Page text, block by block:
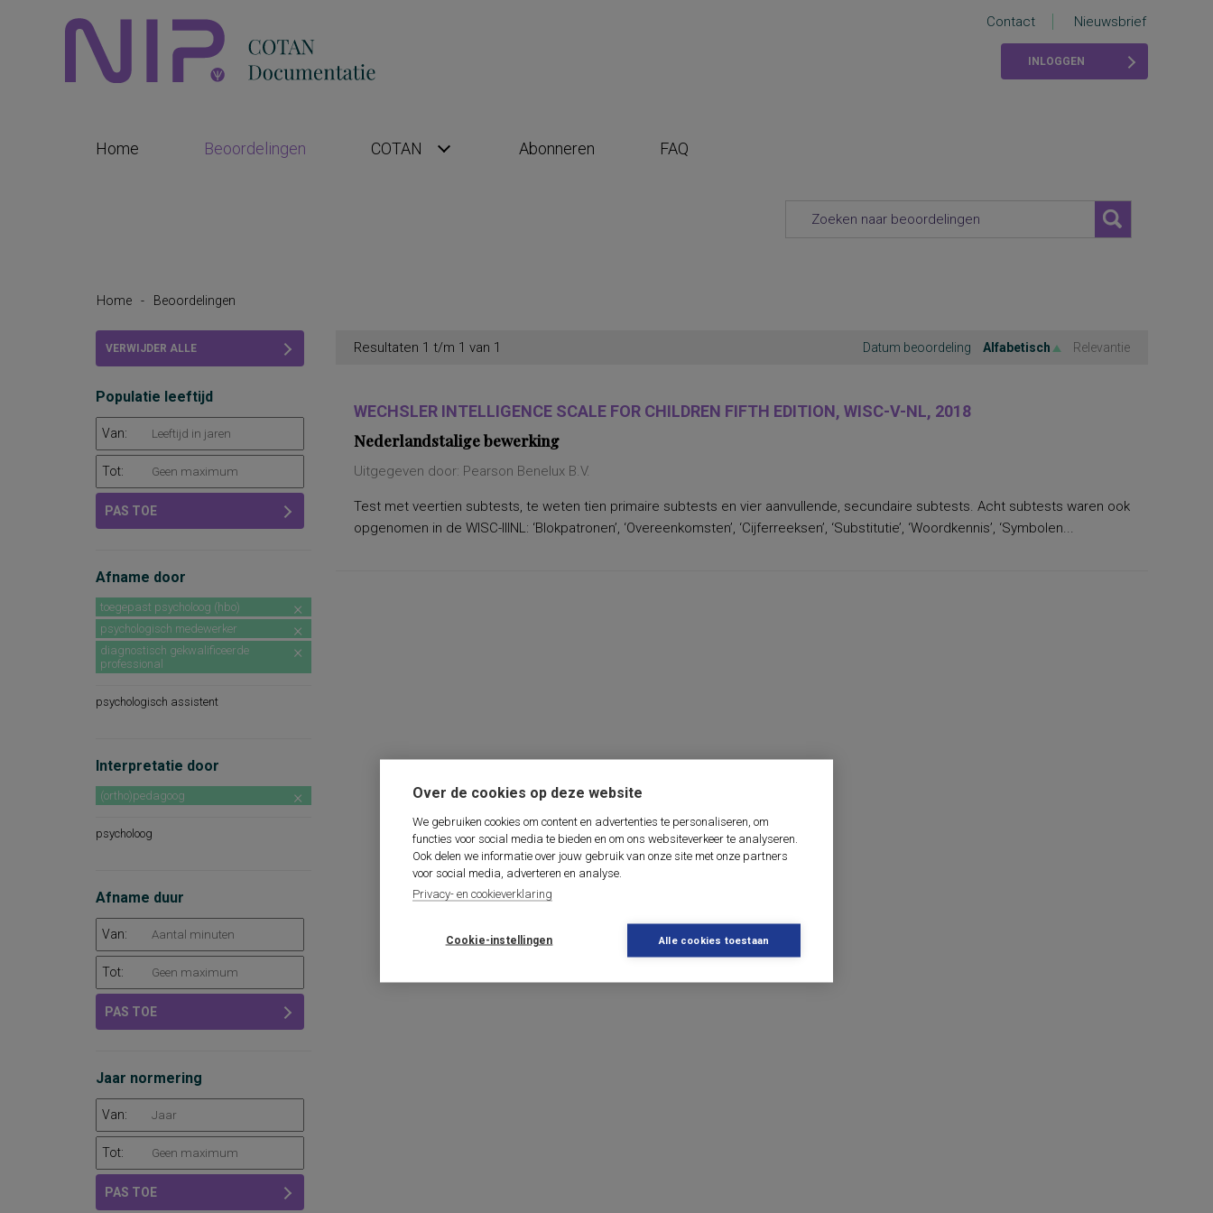
Over de cookies op deze website
We gebruiken cookies om content en advertenties te personaliseren, om
functies voor social media te bieden en om ons websiteverkeer te analyseren.
Ook delen we informatie over jouw gebruik van onze site met onze partners
voor social media, adverteren en analyse.
Privacy- en cookieverklaring
Cookie-instellingen Alle cookies toestaan
Contact Nieuwsbrief
INLOGGEN
Home Beoordelingen COTAN Abonneren FAQ
Home - Beoordelingen
VERWIJDER ALLE
Populatie leeftijd
Van:
Tot:
PAS TOE
Afname door
toegepast psycholoog (hbo)
psychologisch medewerker
diagnostisch gekwalificeerde
professional
psychologisch assistent
Interpretatie door
(ortho)pedagoog
psycholoog
Afname duur
Van:
Tot:
PAS TOE
Jaar normering
Van:
Tot:
PAS TOE
Resultaten 1 t/m 1 van 1 Datum beoordeling Alfabetisch Relevantie
WECHSLER INTELLIGENCE SCALE FOR CHILDREN FIFTH EDITION, WISC-V-NL, 2018
Nederlandstalige bewerking
Uitgegeven door: Pearson Benelux B.V.
Test met veertien subtests, te weten tien primaire subtests en vier aanvullende, secundaire subtests. Acht subtests waren ook
opgenomen in de WISC-IIINL: ‘Blokpatronen’, ‘Overeenkomsten’, ‘Cijferreeksen’, ‘Substitutie’, ‘Woordkennis’, ‘Symbolen...